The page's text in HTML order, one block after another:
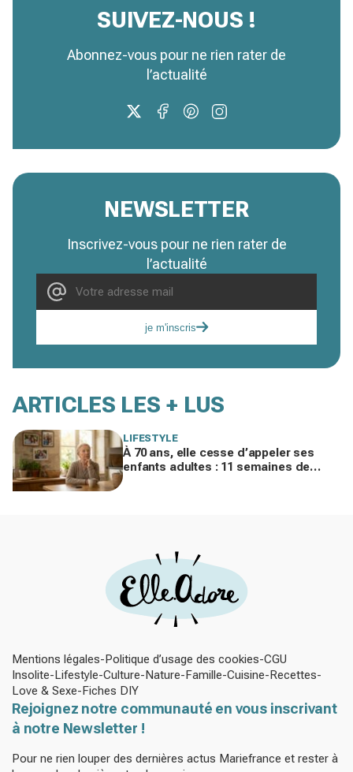
SUIVEZ-NOUS !
Abonnez-vous pour ne rien rater de
l’actualité
NEWSLETTER
Inscrivez-vous pour ne rien rater de
l’actualité
je m'inscris
ARTICLES LES + LUS
LIFESTYLE
À 70 ans, elle cesse d’appeler ses
enfants adultes : 11 semaines de
Mentions légales Politique d’usage des cookies CGU
Insolite Lifestyle Culture Nature Famille Cuisine Recettes
Love & Sexe Fiches DIY
Rejoignez notre communauté en vous inscrivant
à notre Newsletter !
Pour ne rien louper des dernières actus Mariefrance et rester à